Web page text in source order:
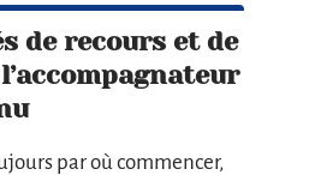
de recours et de
par où commencer,